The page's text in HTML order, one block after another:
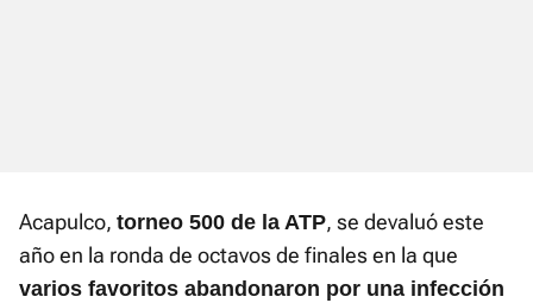
Acapulco, torneo 500 de la ATP, se devaluó este
año en la ronda de octavos de finales en la que
varios favoritos abandonaron por una infección